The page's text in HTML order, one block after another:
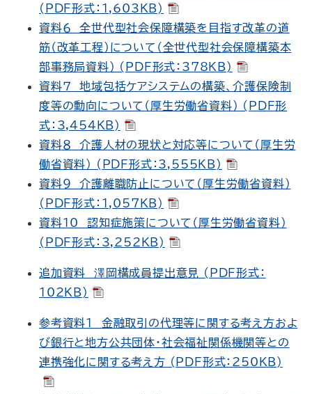
(PDF形式：1,603KB)
資料６ 全世代型社会保障構築を目指す改革の道
筋（改革工程）について（全世代型社会保障構築本
部事務局資料） (PDF形式：378KB)
資料７ 地域包括ケアシステムの構築、介護保険制
度等の動向について（厚生労働省資料） (PDF形
式：3,454KB)
資料８ 介護人材の現状と対応等について（厚生労
働省資料） (PDF形式：3,555KB)
資料９ 介護離職防止について（厚生労働省資料）
(PDF形式：1,057KB)
資料10 認知症施策について（厚生労働省資料）
(PDF形式：3,252KB)
追加資料 澤岡構成員提出意見 (PDF形式：
102KB)
参考資料１ 金融取引の代理等に関する考え方およ
び銀行と地方公共団体・社会福祉関係機関等との
連携強化に関する考え方 (PDF形式：250KB)